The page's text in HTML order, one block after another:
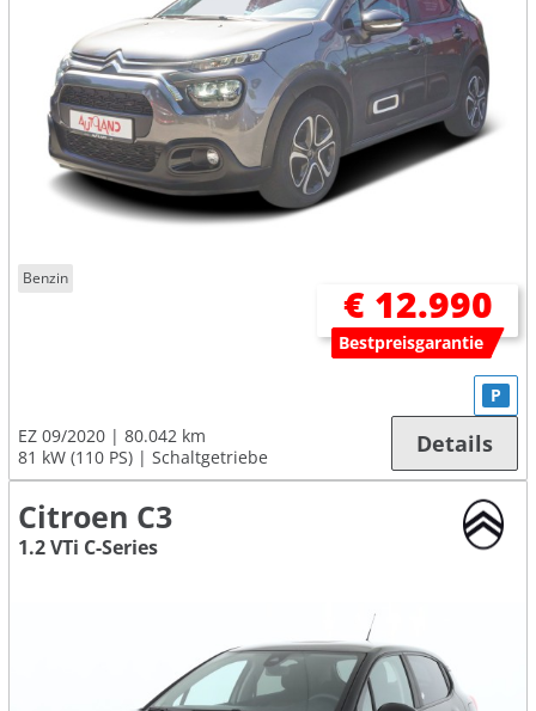
Benzin
€ 12.990
Bestpreisgarantie
EZ 09/2020
80.042 km
81 kW (110 PS)
Schaltgetriebe
P
Details
Citroen C3
1.2 VTi C-Series